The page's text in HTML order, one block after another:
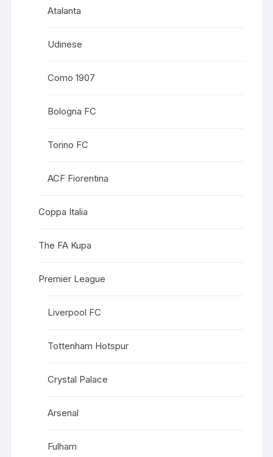
Atalanta
Udinese
Como 1907
Bologna FC
Torino FC
ACF Fiorentina
Coppa Italia
The FA Kupa
Premier League
Liverpool FC
Tottenham Hotspur
Crystal Palace
Arsenal
Fulham